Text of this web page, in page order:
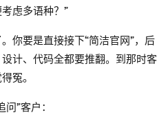
虑多语种？”
你要是直接接下“简洁官网”，后
计、代码全都要推翻。到那时客
冤。
”客户：